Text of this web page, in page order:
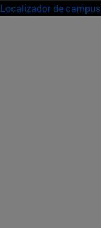
Localizador de campus